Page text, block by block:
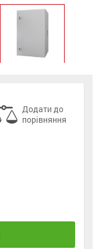
Додати до
порівняння